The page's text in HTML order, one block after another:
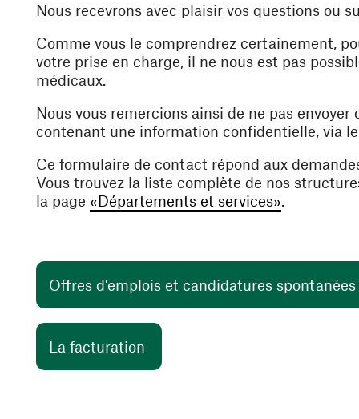
Nous recevrons avec plaisir vos questions ou
Comme vous le comprendrez certainement,
votre prise en charge, il ne nous est pas
médicaux.
Nous vous remercions ainsi de ne pas
contenant une information confidentielle, via
Ce formulaire de contact répond aux
Vous trouvez la liste complète de nos
la page «Départements et services».
Offres d'emplois et candidatures spontanées
La facturation